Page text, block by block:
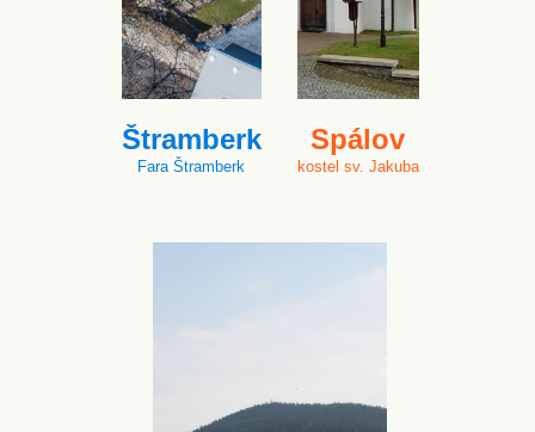
Štramberk
Fara Štramberk
Spálov
kostel sv. Jakuba